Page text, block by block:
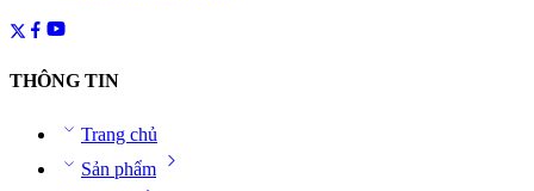
THÔNG TIN
Trang chủ
Sản phẩm